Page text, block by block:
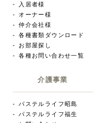
入居者様
オーナー様
仲介会社様
各種書類ダウンロード
お部屋探し
各種お問い合わせ一覧
介護事業
パステルライフ昭島
パステルライフ福生